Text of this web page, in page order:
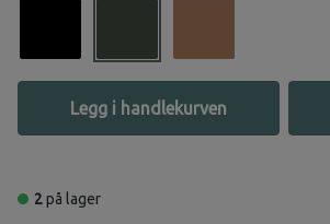
Legg i handlekurven
2på lager